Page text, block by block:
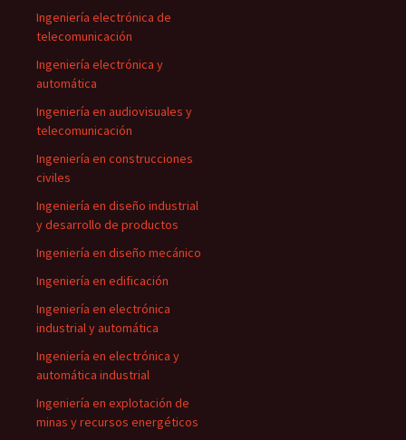
Ingeniería electrónica de
telecomunicación
Ingeniería electrónica y
automática
Ingeniería en audiovisuales y
telecomunicación
Ingeniería en construcciones
civiles
Ingeniería en diseño industrial
y desarrollo de productos
Ingeniería en diseño mecánico
Ingeniería en edificación
Ingeniería en electrónica
industrial y automática
Ingeniería en electrónica y
automática industrial
Ingeniería en explotación de
minas y recursos energéticos